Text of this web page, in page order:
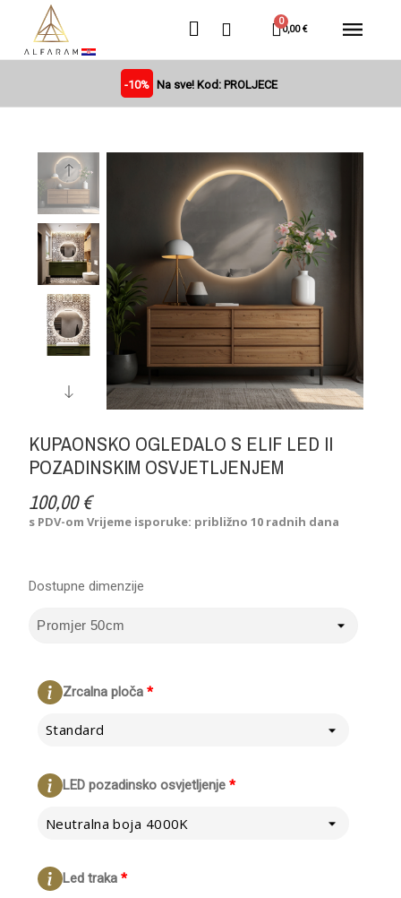
0,00 €
-10% Na sve! Kod: PROLJECE
KUPAONSKO OGLEDALO S ELIF LED II
POZADINSKIM OSVJETLJENJEM
100,00 €
s PDV-omVrijeme isporuke: približno 10 radnih dana
*
Zrcalna ploča
Standard
*
LED pozadinsko osvjetljenje
Neutralna boja 4000K
*
Led traka
Dostupne dimenzije